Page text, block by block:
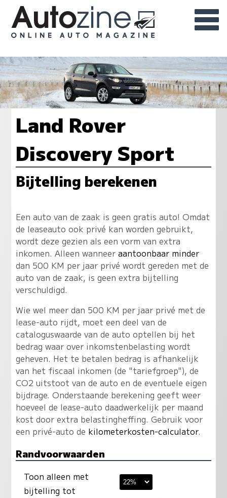
Land Rover
Discovery Sport
Bijtelling berekenen
Een auto van de zaak is geen gratis auto! Omdat
de leaseauto ook privé kan worden gebruikt,
wordt deze gezien als een vorm van extra
inkomen. Alleen wanneer aantoonbaar minder
dan 500 KM per jaar privé wordt gereden met de
auto van de zaak, is geen extra bijtelling
verschuldigd.
Wie wel meer dan 500 KM per jaar privé met de
lease-auto rijdt, moet een deel van de
cataloguswaarde van de auto optellen bij het
bedrag waar over inkomstenbelasting wordt
geheven. Het te betalen bedrag is afhankelijk
van het fiscaal inkomen (de "tariefgroep"), de
CO2 uitstoot van de auto en de eventuele eigen
bijdrage. Onderstaande berekening geeft weer
hoeveel de lease-auto daadwerkelijk per maand
kost door extra belastingheffing. Gebruik voor
een privé-auto de kilometerkosten-calculator.
Randvoorwaarden
Toon alleen met
bijtelling tot